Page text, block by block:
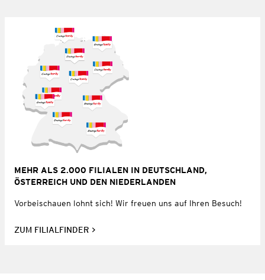
MEHR ALS 2.000 FILIALEN IN DEUTSCHLAND,
ÖSTERREICH UND DEN NIEDERLANDEN
Vorbeischauen lohnt sich! Wir freuen uns auf Ihren Besuch!
ZUM FILIALFINDER